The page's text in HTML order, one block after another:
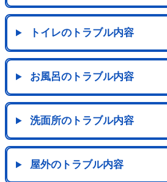
トイレのトラブル内容
お風呂のトラブル内容
洗面所のトラブル内容
屋外のトラブル内容